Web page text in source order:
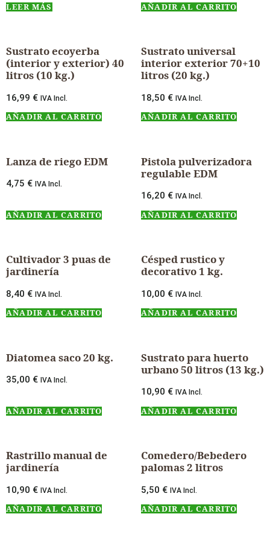
LEER MÁS AÑADIR AL CARRITO
Sustrato ecoyerba
(interior y exterior) 40
litros (10 kg.)
16,99 € IVA Incl.
AÑADIR AL CARRITO
Sustrato universal
interior exterior 70+10
litros (20 kg.)
18,50 € IVA Incl.
AÑADIR AL CARRITO
Lanza de riego EDM
4,75 € IVA Incl.
AÑADIR AL CARRITO
Pistola pulverizadora
regulable EDM
16,20 € IVA Incl.
AÑADIR AL CARRITO
Cultivador 3 puas de
jardinería
8,40 € IVA Incl.
AÑADIR AL CARRITO
Césped rustico y
decorativo 1 kg.
10,00 € IVA Incl.
AÑADIR AL CARRITO
Diatomea saco 20 kg.
35,00 € IVA Incl.
AÑADIR AL CARRITO
Sustrato para huerto
urbano 50 litros (13 kg.)
10,90 € IVA Incl.
AÑADIR AL CARRITO
Rastrillo manual de
jardinería
10,90 € IVA Incl.
AÑADIR AL CARRITO
Comedero/Bebedero
palomas 2 litros
5,50 € IVA Incl.
AÑADIR AL CARRITO